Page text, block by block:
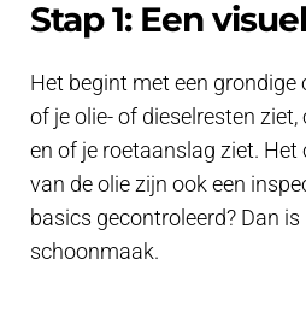
Stap 1: Een
Het begint met een grondige
of je olie- of dieselresten
en of je roetaanslag ziet. Het
van de olie zijn ook een
basics gecontroleerd? Dan
schoonmaak.